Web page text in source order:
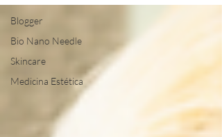
Blogger
Bio Nano Needle
Skincare
Medicina Estética